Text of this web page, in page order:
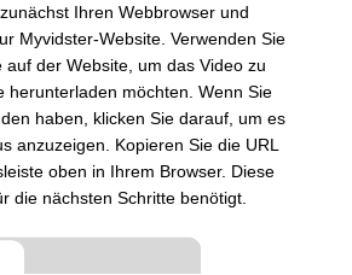
Ihren Webbrowser und
Myvidster-Website. Verwenden Sie
auf der Website, um das Video zu
herunterladen möchten. Wenn Sie
haben, klicken Sie darauf, um es
anzuzeigen. Kopieren Sie die URL
oben in Ihrem Browser. Diese
die nächsten Schritte benötigt.